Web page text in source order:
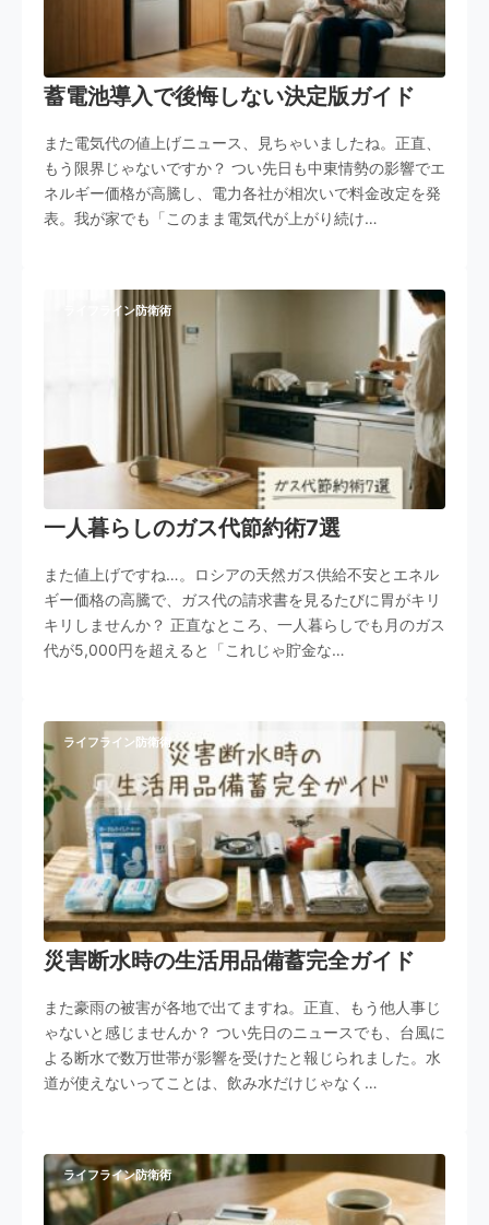
蓄電池導入で後悔しない決定版ガイド
また電気代の値上げニュース、見ちゃいましたね。正直、
もう限界じゃないですか？ つい先日も中東情勢の影響でエ
ネルギー価格が高騰し、電力各社が相次いで料金改定を発
表。我が家でも「このまま電気代が上がり続け…
ライフライン防衛術
一人暮らしのガス代節約術7選
また値上げですね…。ロシアの天然ガス供給不安とエネル
ギー価格の高騰で、ガス代の請求書を見るたびに胃がキリ
キリしませんか？ 正直なところ、一人暮らしでも月のガス
代が5,000円を超えると「これじゃ貯金な…
ライフライン防衛術
災害断水時の生活用品備蓄完全ガイド
また豪雨の被害が各地で出てますね。正直、もう他人事じ
ゃないと感じませんか？ つい先日のニュースでも、台風に
よる断水で数万世帯が影響を受けたと報じられました。水
道が使えないってことは、飲み水だけじゃなく…
ライフライン防衛術